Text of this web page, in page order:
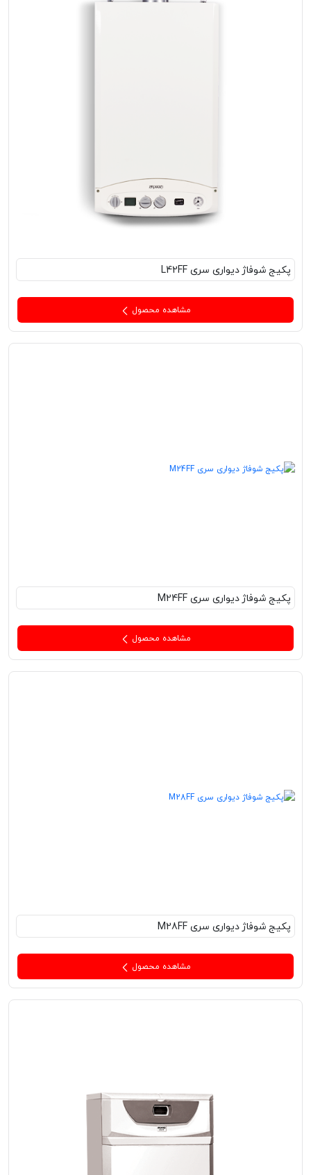
پکیج‌ شوفاژ دیواری سری L42FF
مشاهده محصول
پکیج‌ شوفاژ دیواری سری M24FF
مشاهده محصول
پکیج‌ شوفاژ دیواری سری M28FF
مشاهده محصول